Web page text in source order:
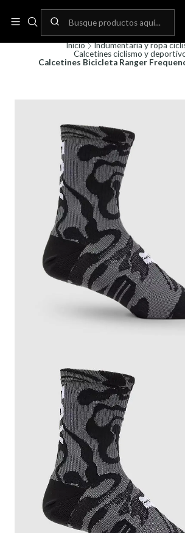
Envíos gratis por compras sobre 80.000! (No
Inicio
Indumentaria y ropa
Calcetines ciclismo y
Calcetines Bicicleta Ranger